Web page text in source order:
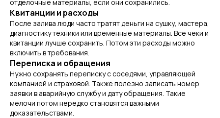
отделочные материалы, если они сохранились.
Квитанции и расходы
После залива люди часто тратят деньги на сушку, мастера,
диагностику техники или временные материалы. Все чеки и
квитанции лучше сохранить. Потом эти расходы можно
включить в требования.
Переписка и обращения
Нужно сохранять переписку с соседями, управляющей
компанией и страховой. Также полезно записать номер
заявки в аварийную службу и дату обращения. Такие
мелочи потом нередко становятся важными
доказательствами.